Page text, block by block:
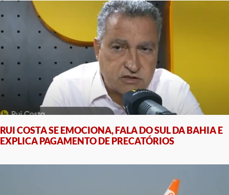
RUI COSTA SE EMOCIONA, FALA DO SUL DA BAHIA E
EXPLICA PAGAMENTO DE PRECATÓRIOS